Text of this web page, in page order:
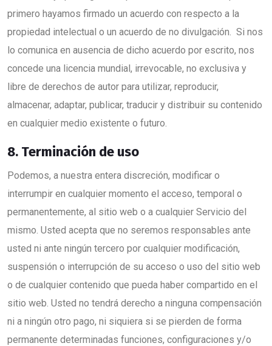
primero hayamos firmado un acuerdo con respecto a la
propiedad intelectual o un acuerdo de no divulgación. Si nos
lo comunica en ausencia de dicho acuerdo por escrito, nos
concede una licencia mundial, irrevocable, no exclusiva y
libre de derechos de autor para utilizar, reproducir,
almacenar, adaptar, publicar, traducir y distribuir su contenido
en cualquier medio existente o futuro.
8. Terminación de uso
Podemos, a nuestra entera discreción, modificar o
interrumpir en cualquier momento el acceso, temporal o
permanentemente, al sitio web o a cualquier Servicio del
mismo. Usted acepta que no seremos responsables ante
usted ni ante ningún tercero por cualquier modificación,
suspensión o interrupción de su acceso o uso del sitio web
o de cualquier contenido que pueda haber compartido en el
sitio web. Usted no tendrá derecho a ninguna compensación
ni a ningún otro pago, ni siquiera si se pierden de forma
permanente determinadas funciones, configuraciones y/o